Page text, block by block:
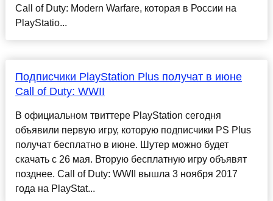
Call of Duty: Modern Warfare, которая в России на
PlayStatio...
Подписчики PlayStation Plus получат в июне
Call of Duty: WWII
В официальном твиттере PlayStation сегодня
объявили первую игру, которую подписчики PS Plus
получат бесплатно в июне. Шутер можно будет
скачать с 26 мая. Вторую бесплатную игру объявят
позднее. Call of Duty: WWII вышла 3 ноября 2017
года на PlayStat...